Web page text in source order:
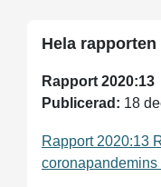
Hela
Rapport 2020:13
Publicerad: 18
Rapport 2020:13
coronapandemins